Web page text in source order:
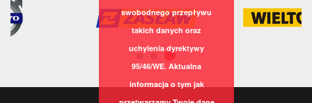
swobodnego przepływu
takich danych oraz
uchylenia dyrektywy
95/46/WE. Aktualna
informacja o tym jak